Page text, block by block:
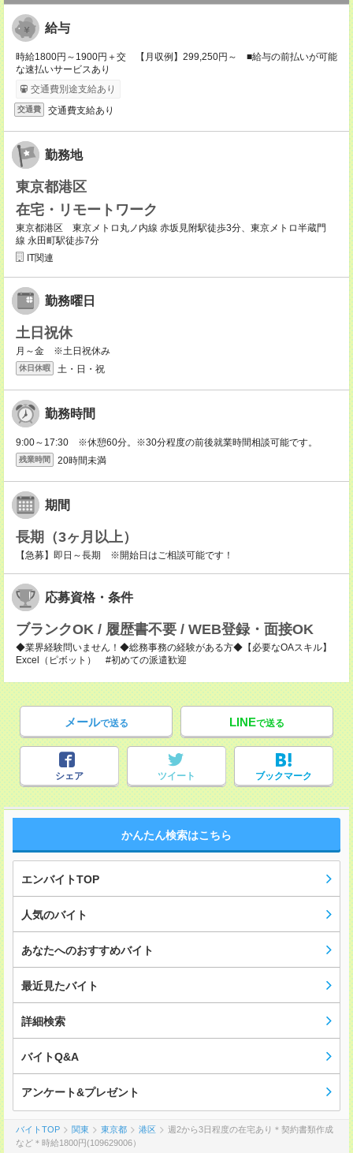
給与
時給1800円～1900円＋交 【月収例】299,250円～ ■給与の前払いが可能
な速払いサービスあり
交通費別途支給あり
交通費 交通費支給あり
勤務地
東京都港区
在宅・リモートワーク
東京都港区 東京メトロ丸ノ内線 赤坂見附駅徒歩3分、東京メトロ半蔵門
線 永田町駅徒歩7分
IT関連
勤務曜日
土日祝休
月～金 ※土日祝休み
休日休暇 土・日・祝
勤務時間
9:00～17:30 ※休憩60分。※30分程度の前後就業時間相談可能です。
残業時間 20時間未満
期間
長期（3ヶ月以上）
【急募】即日～長期 ※開始日はご相談可能です！
応募資格・条件
ブランクOK / 履歴書不要 / WEB登録・面接OK
◆業界経験問いません！◆総務事務の経験がある方◆【必要なOAスキル】
Excel（ピボット） #初めての派遣歓迎
メールで送る LINEで送る
シェア ツイート ブックマーク
かんたん検索はこちら
エンバイトTOP
人気のバイト
あなたへのおすすめバイト
最近見たバイト
詳細検索
バイトQ&A
アンケート&プレゼント
バイトTOP 関東 東京都 港区
週2から3日程度の在宅あり＊契約書類作成
など＊時給1800円(109629006）